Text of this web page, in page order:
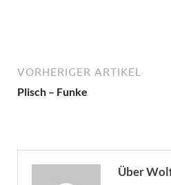
VORHERIGER ARTIKEL
Plisch – Funke
Über